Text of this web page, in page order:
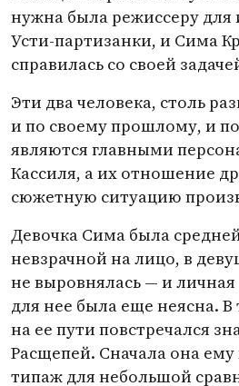
нужна была режиссеру
Усти-партизанки, и Сима
справилась со своей
Эти два человека, столь
и по своему прошлому, и
являются главными
Кассиля, а их отношение
сюжетную ситуацию
Девочка Сима была
невзрачной на лицо, в
не выровнялась — и личная
для нее была еще неясна. В
на ее пути повстречался
Расщепей. Сначала она
типаж для небольшой